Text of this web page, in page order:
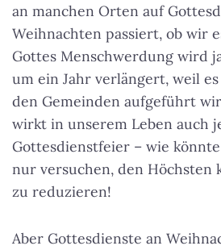
an manchen Orten auf
Weihnachten passiert, ob wir
Gottes Menschwerdung wird
um ein Jahr verlängert, weil
den Gemeinden aufgeführt
wirkt in unserem Leben auch
Gottesdienstfeier – wie
nur versuchen, den Höchsten
zu reduzieren!
Aber Gottesdienste an